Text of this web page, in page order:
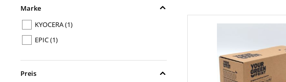
Marke
KYOCERA(1)
EPIC(1)
Preis